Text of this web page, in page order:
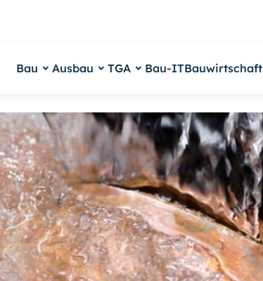
Bau Ausbau TGA Bau-ITBauwirtschaft